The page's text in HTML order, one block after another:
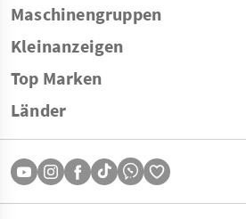
Maschinengruppen
Kleinanzeigen
Top Marken
Länder